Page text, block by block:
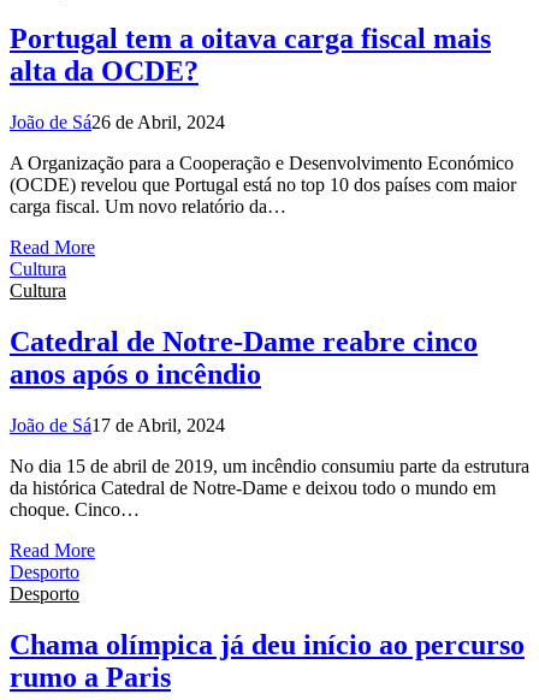
Portugal tem a oitava carga fiscal mais
alta da OCDE?
João de Sá26 de Abril, 2024
A Organização para a Cooperação e Desenvolvimento Económico
(OCDE) revelou que Portugal está no top 10 dos países com maior
carga fiscal. Um novo relatório da…
Read More
Cultura
Cultura
Catedral de Notre-Dame reabre cinco
anos após o incêndio
João de Sá17 de Abril, 2024
No dia 15 de abril de 2019, um incêndio consumiu parte da estrutura
da histórica Catedral de Notre-Dame e deixou todo o mundo em
choque. Cinco…
Read More
Desporto
Desporto
Chama olímpica já deu início ao percurso
rumo a Paris